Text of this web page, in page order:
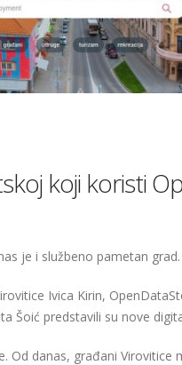
koji koristi
je i službeno pametan grad.
Ivica Kirin,
Šoić predstavili su nove
Od danas, građani Virovitice